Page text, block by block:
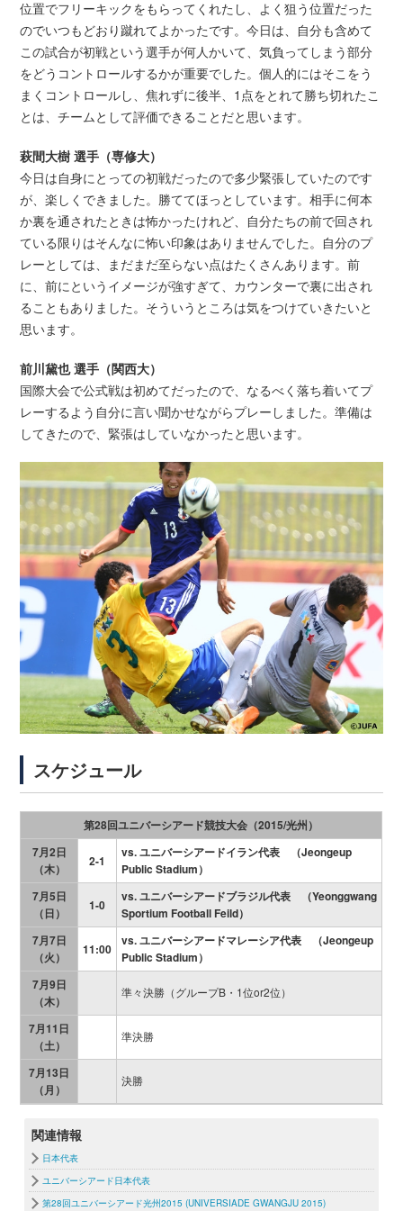
位置でフリーキックをもらってくれたし、よく狙う位置だった
のでいつもどおり蹴れてよかったです。今日は、自分も含めて
この試合が初戦という選手が何人かいて、気負ってしまう部分
をどうコントロールするかが重要でした。個人的にはそこをう
まくコントロールし、焦れずに後半、1点をとれて勝ち切れたこ
とは、チームとして評価できることだと思います。
萩間大樹 選手（専修大）
今日は自身にとっての初戦だったので多少緊張していたのです
が、楽しくできました。勝ててほっとしています。相手に何本
か裏を通されたときは怖かったけれど、自分たちの前で回され
ている限りはそんなに怖い印象はありませんでした。自分のプ
レーとしては、まだまだ至らない点はたくさんあります。前
に、前にというイメージが強すぎて、カウンターで裏に出され
ることもありました。そういうところは気をつけていきたいと
思います。
前川黛也 選手（関西大）
国際大会で公式戦は初めてだったので、なるべく落ち着いてプ
レーするよう自分に言い聞かせながらプレーしました。準備は
してきたので、緊張はしていなかったと思います。
スケジュール
第28回ユニバーシアード競技大会（2015/光州）
7月2日
（木）
2-1
vs. ユニバーシアードイラン代表 （Jeongeup
Public Stadium）
7月5日
（日）
1-0
vs. ユニバーシアードブラジル代表 （Yeonggwang
Sportium Football Feild）
7月7日
（火）
11:00
vs. ユニバーシアードマレーシア代表 （Jeongeup
Public Stadium）
7月9日
（木）
準々決勝（グループB・1位or2位）
7月11日
（土）
準決勝
7月13日
（月）
決勝
関連情報
日本代表
ユニバーシアード日本代表
第28回ユニバーシアード光州2015 (UNIVERSIADE GWANGJU 2015)